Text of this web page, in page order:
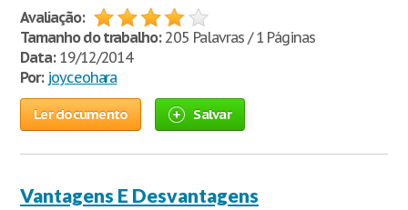
Avaliação:
Tamanho do trabalho:205 Palavras / 1 Páginas
Data:19/12/2014
Por: joyceohara
Ler documento Salvar
Vantagens E Desvantagens